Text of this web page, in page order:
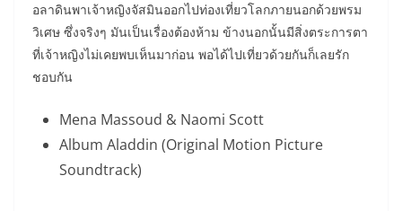
อลาดินพาเจ้าหญิงจัสมินออกไปท่องเที่ยวโลกภายนอกด้วยพรม
วิเศษ ซึ่งจริงๆ มันเป็นเรื่องต้องห้าม ข้างนอกนั้นมีสิ่งตระการตา
ที่เจ้าหญิงไม่เคยพบเห็นมาก่อน พอได้ไปเที่ยวด้วยกันก็เลยรัก
ชอบกัน
Mena Massoud & Naomi Scott
Album Aladdin (Original Motion Picture
Soundtrack)